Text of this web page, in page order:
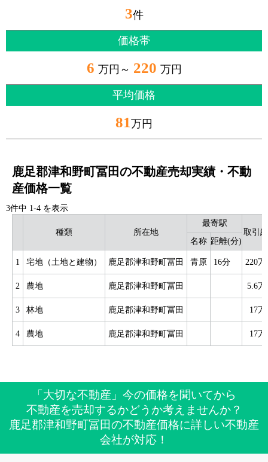
3件
価格帯
6 万円～ 220 万円
平均価格
81万円
鹿足郡津和野町冨田の不動産売却実績・不動
産価格一覧
3件中 1-4 を表示
種類 所在地
最寄駅
取引
名称 距離(分)
1 宅地（土地と建物） 鹿足郡津和野町冨田 青原 16分 220
2 農地 鹿足郡津和野町冨田 5.6万
3 林地 鹿足郡津和野町冨田 17
4 農地 鹿足郡津和野町冨田 17
「大切な不動産」今の価格を聞いてから
不動産を売却するかどうか考えませんか？
鹿足郡津和野町冨田の不動産価格に詳しい不動産
会社が対応！